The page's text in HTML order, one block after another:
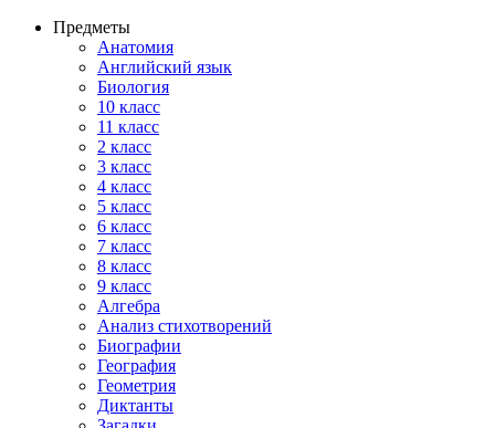
Предметы
Анатомия
Английский язык
Биология
10 класс
11 класс
2 класс
3 класс
4 класс
5 класс
6 класс
7 класс
8 класс
9 класс
Алгебра
Анализ стихотворений
Биографии
География
Геометрия
Диктанты